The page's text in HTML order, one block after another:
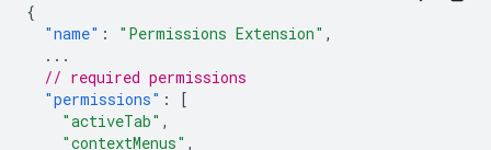
{
"name" : "Permissions Extension" ,
...
// required permissions
"permissions" :
[
"activeTab" ,
"contextMenus" ,